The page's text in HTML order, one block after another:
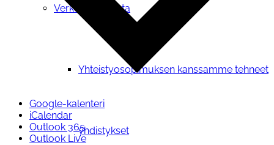
Verkostotoiminta
Yhteistyosopimuksen kanssamme tehneet
yhdistykset
Google-kalenteri
iCalendar
Outlook 365
Outlook Live